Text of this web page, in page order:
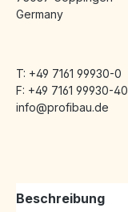
Germany
T: +49 7161 99930-0
F: +49 7161 99930-40
info@profibau.de
Beschreibung